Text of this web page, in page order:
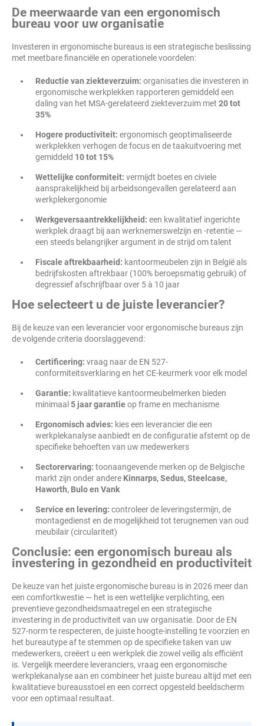
De meerwaarde van een ergonomisch
bureau voor uw organisatie
Investeren in ergonomische bureaus is een strategische beslissing
met meetbare financiële en operationele voordelen:
Reductie van ziekteverzuim: organisaties die investeren in
ergonomische werkplekken rapporteren gemiddeld een
daling van het MSA-gerelateerd ziekteverzuim met 20 tot
35%
Hogere productiviteit: ergonomisch geoptimaliseerde
werkplekken verhogen de focus en de taakuitvoering met
gemiddeld 10 tot 15%
Wettelijke conformiteit: vermijdt boetes en civiele
aansprakelijkheid bij arbeidsongevallen gerelateerd aan
werkplekergonomie
Werkgeversaantrekkelijkheid: een kwalitatief ingerichte
werkplek draagt bij aan werknemerswelzijn en -retentie —
een steeds belangrijker argument in de strijd om talent
Fiscale aftrekbaarheid: kantoormeubelen zijn in België als
bedrijfskosten aftrekbaar (100% beroepsmatig gebruik) of
degressief afschrijfbaar over 5 à 10 jaar
Hoe selecteert u de juiste leverancier?
Bij de keuze van een leverancier voor ergonomische bureaus zijn
de volgende criteria doorslaggevend:
Certificering: vraag naar de EN 527-
conformiteitsverklaring en het CE-keurmerk voor elk model
Garantie: kwalitatieve kantoormeubelmerken bieden
minimaal 5 jaar garantieop frame en mechanisme
Ergonomisch advies: kies een leverancier die een
werkplekanalyse aanbiedt en de configuratie afstemt op de
specifieke behoeften van uw medewerkers
Sectorervaring: toonaangevende merken op de Belgische
markt zijn onder andere Kinnarps, Sedus, Steelcase,
Haworth, Bulo en Vank
Service en levering: controleer de leveringstermijn, de
montagedienst en de mogelijkheid tot terugnemen van oud
meubilair (circulariteit)
Conclusie: een ergonomisch bureau als
investering in gezondheid en productiviteit
De keuze van het juiste ergonomische bureau is in 2026 meer dan
een comfortkwestie — het is een wettelijke verplichting, een
preventieve gezondheidsmaatregel en een strategische
investering in de productiviteit van uw organisatie. Door de EN
527-norm te respecteren, de juiste hoogte-instelling te voorzien en
het bureautype af te stemmen op de specifieke taken van uw
medewerkers, creëert u een werkplek die zowel veilig als efficiënt
is. Vergelijk meerdere leveranciers, vraag een ergonomische
werkplekanalyse aan en combineer het juiste bureau altijd met een
kwalitatieve bureausstoel en een correct opgesteld beeldscherm
voor een optimaal resultaat.